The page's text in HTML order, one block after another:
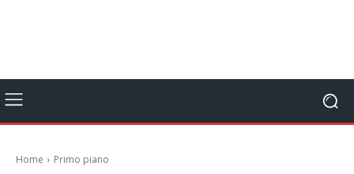
Home Primo piano